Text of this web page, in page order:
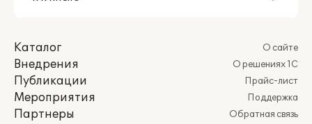
Каталог
Внедрения
Публикации
Мероприятия
Партнеры
О сайте
О решениях 1С
Прайс-лист
Поддержка
Обратная связь